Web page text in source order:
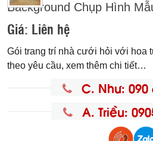
Background Chụp Hình
Giá: Liên hệ
Gói trang trí nhà cưới hỏi với hoa
theo yêu cầu, xem thêm chi tiết…
C. Như: 090
A. Triều: